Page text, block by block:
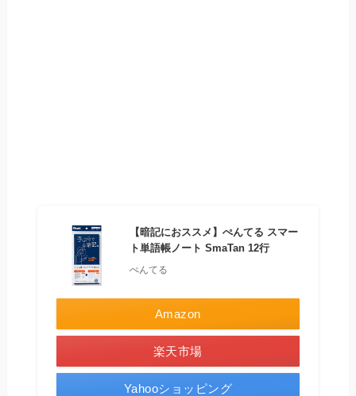
【暗記におススメ】ぺんてる スマー
ト単語帳ノート SmaTan 12行
ぺんてる
Amazon
楽天市場
Yahooショッピング